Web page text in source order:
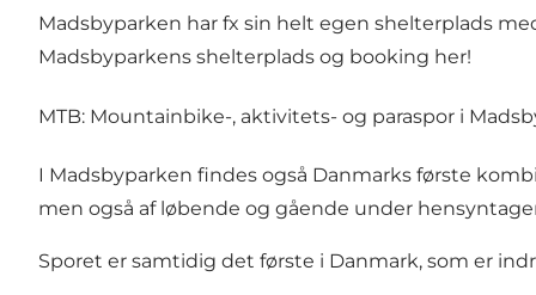
Madsbyparken har fx sin helt egen shelterplads
Madsbyparkens shelterplads og booking her!
MTB: Mountainbike-, aktivitets- og paraspor i
I Madsbyparken findes også Danmarks første
men også af løbende og gående under
Sporet er samtidig det første i Danmark, som er